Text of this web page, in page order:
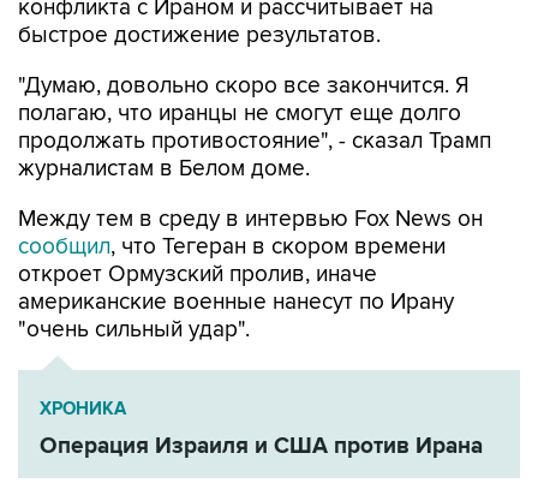
"Думаю, довольно скоро все закончится. Я
продолжать противостояние", - сказал Трамп
журналистам в Белом доме.
Между тем в среду в интервью Fox News он
откроет Ормузский пролив, иначе
американские военные нанесут по Ирану
"очень сильный удар".
ХРОНИКА
Операция Израиля и США против Ирана
Иран парламент Мохаммад Багер Галибаф США